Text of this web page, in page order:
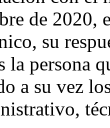
de
su
la persona
a su vez